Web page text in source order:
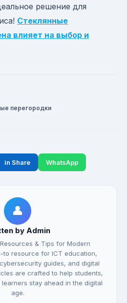
решение для
Стеклянные
влияет на выбор и
перегородки
in Share WhatsApp
👤
by Admin
& Tips for Modern
to resource for ICT education,
guides, and digital
are crafted to help students,
stay ahead in the digital
age.